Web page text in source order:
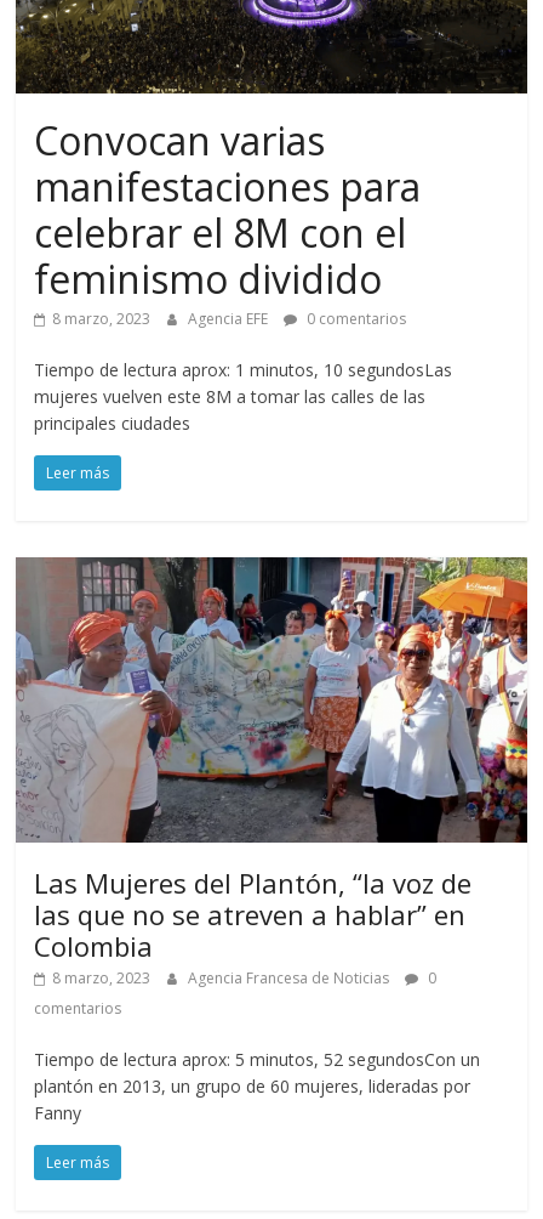
Convocan varias
manifestaciones para
celebrar el 8M con el
feminismo dividido
8 marzo, 2023 Agencia EFE 0 comentarios
Tiempo de lectura aprox: 1 minutos, 10 segundosLas
mujeres vuelven este 8M a tomar las calles de las
principales ciudades
Leer más
Las Mujeres del Plantón, “la voz de
las que no se atreven a hablar” en
Colombia
8 marzo, 2023 Agencia Francesa de Noticias
0
comentarios
Tiempo de lectura aprox: 5 minutos, 52 segundosCon un
plantón en 2013, un grupo de 60 mujeres, lideradas por
Fanny
Leer más